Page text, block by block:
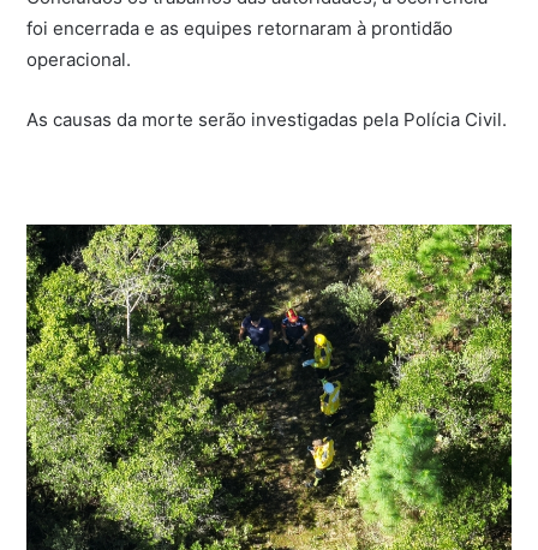
foi encerrada e as equipes retornaram à prontidão
operacional.
As causas da morte serão investigadas pela Polícia Civil.